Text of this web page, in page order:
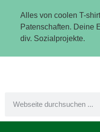
Alles von coolen T-
Patenschaften. Deine
div. Sozialprojekte.